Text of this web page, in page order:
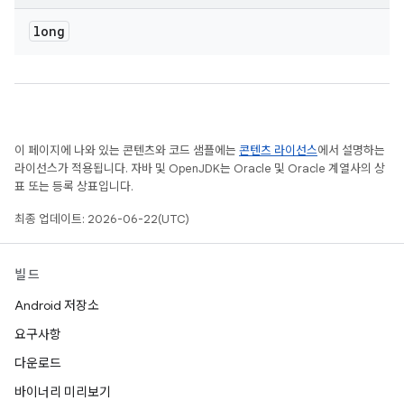
long
이 페이지에 나와 있는 콘텐츠와 코드 샘플에는 콘텐츠 라이선스에서 설명하는
라이선스가 적용됩니다. 자바 및 OpenJDK는 Oracle 및 Oracle 계열사의 상
표 또는 등록 상표입니다.
최종 업데이트: 2026-06-22(UTC)
빌드
Android 저장소
요구사항
다운로드
바이너리 미리보기